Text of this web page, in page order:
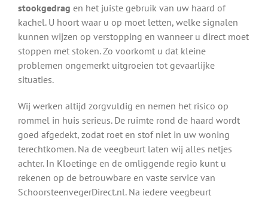
stookgedrag en het juiste gebruik van uw haard of
kachel. U hoort waar u op moet letten, welke signalen
kunnen wijzen op verstopping en wanneer u direct moet
stoppen met stoken. Zo voorkomt u dat kleine
problemen ongemerkt uitgroeien tot gevaarlijke
situaties.
Wij werken altijd zorgvuldig en nemen het risico op
rommel in huis serieus. De ruimte rond de haard wordt
goed afgedekt, zodat roet en stof niet in uw woning
terechtkomen. Na de veegbeurt laten wij alles netjes
achter. In Kloetinge en de omliggende regio kunt u
rekenen op de betrouwbare en vaste service van
SchoorsteenvegerDirect.nl. Na iedere veegbeurt